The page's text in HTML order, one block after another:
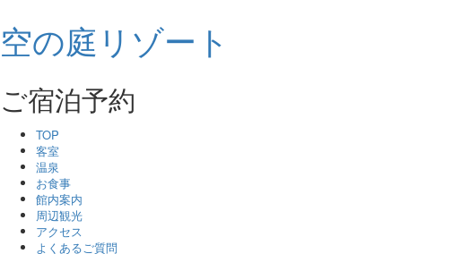
空の庭リゾート
ご宿泊予約
TOP
客室
温泉
お食事
館内案内
周辺観光
アクセス
よくあるご質問